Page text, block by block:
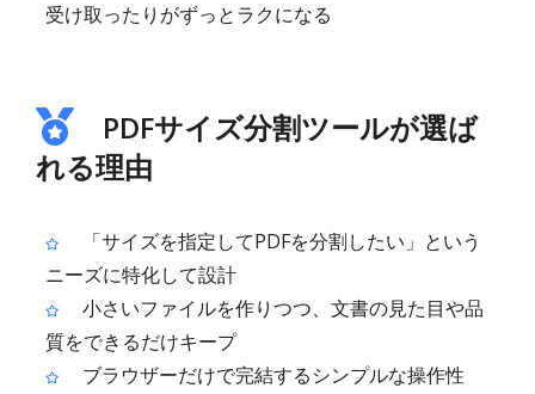
受け取ったりがずっとラクになる
PDFサイズ分割ツールが選ば
れる理由
「サイズを指定してPDFを分割したい」という
ニーズに特化して設計
小さいファイルを作りつつ、文書の見た目や品
質をできるだけキープ
ブラウザーだけで完結するシンプルな操作性